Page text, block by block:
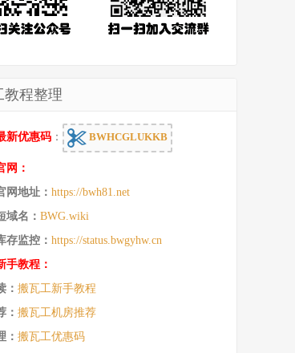
教程整理
新优惠码 ： BWHCGLUKKB
网：
网地址： https://bwh81.net
域名： BWG.wiki
存监控： https://status.bwgyhw.cn
手教程：
： 搬瓦工新手教程
： 搬瓦工机房推荐
： 搬瓦工优惠码